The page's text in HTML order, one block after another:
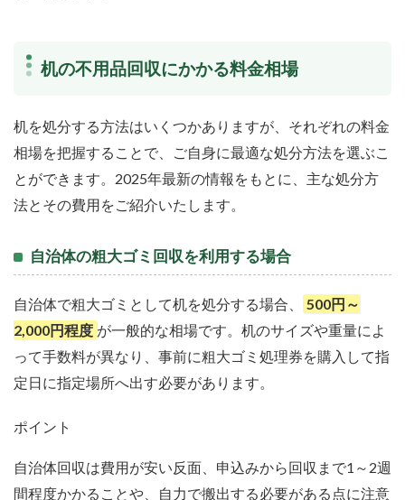
机の不用品回収にかかる料金相場
机を処分する方法はいくつかありますが、それぞれの料金
相場を把握することで、ご自身に最適な処分方法を選ぶこ
とができます。2025年最新の情報をもとに、主な処分方
法とその費用をご紹介いたします。
自治体の粗大ゴミ回収を利用する場合
自治体で粗大ゴミとして机を処分する場合、
500円～
2,000円程度 が一般的な相場です。机のサイズや重量によ
って手数料が異なり、事前に粗大ゴミ処理券を購入して指
定日に指定場所へ出す必要があります。
ポイント
自治体回収は費用が安い反面、申込みから回収まで1～2週
間程度かかることや、自力で搬出する必要がある点に注意